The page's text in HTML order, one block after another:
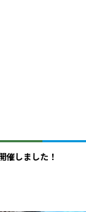
催しました！